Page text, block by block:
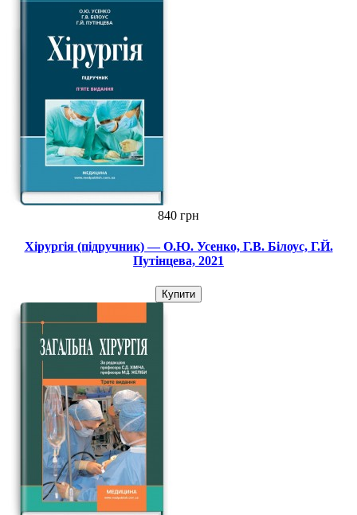
840 грн
Хірургія (підручник) — О.Ю. Усенко, Г.В. Білоус, Г.Й.
Путінцева, 2021
Купити